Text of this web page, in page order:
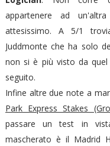
appartenere ad
attesissimo. A 5/1
Juddmonte che ha solo
non si è più visto da
seguito.
Infine altre due note a
Park Express Stakes
passare un test in
mascherato è il Madrid